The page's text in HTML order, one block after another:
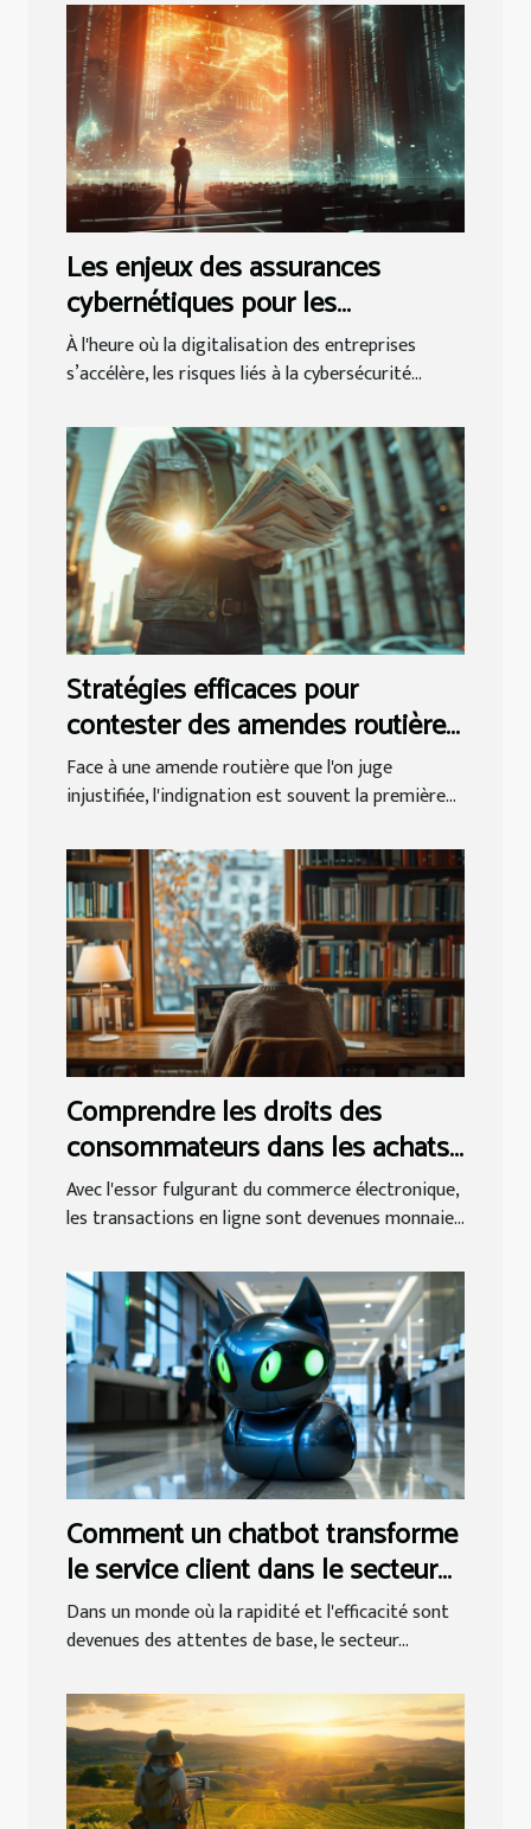
Les enjeux des assurances
cybernétiques pour les
entreprises modernes
À l'heure où la digitalisation des entreprises
s’accélère, les risques liés à la cybersécurité...
Stratégies efficaces pour
contester des amendes routières
injustifiées
Face à une amende routière que l'on juge
injustifiée, l'indignation est souvent la première...
Comprendre les droits des
consommateurs dans les achats
en ligne
Avec l'essor fulgurant du commerce électronique,
les transactions en ligne sont devenues monnaie...
Comment un chatbot transforme
le service client dans le secteur
bancaire
Dans un monde où la rapidité et l'efficacité sont
devenues des attentes de base, le secteur...